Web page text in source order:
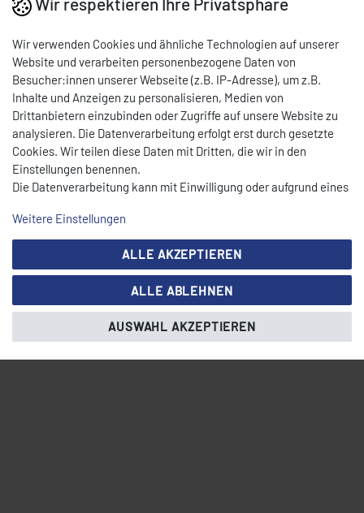
Gewürzstreuer / Tischmenagen: Perfekte Würze für Ihre
Gerichte
Unsere Gewürzstreuer und Tischmenagen bieten Ihnen die
perfekte Würze für Ihre Gerichte. Mit verschiedenen Gewürzen
und Ausführungen bringen sie Geschmack und Vielfalt auf Ihren
Tisch.
Wir verwenden Cookies und ähnliche Technologien auf unserer
Website und verarbeiten personenbezogene Daten von
Besucher:innen unserer Webseite (z.B. IP-Adresse), um z.B.
Inhalte und Anzeigen zu personalisieren, Medien von
Drittanbietern einzubinden oder Zugriffe auf unsere Website zu
analysieren. Die Datenverarbeitung erfolgt erst durch gesetzte
Cookies. Wir teilen diese Daten mit Dritten, die wir in den
Einstellungen benennen.
Die Datenverarbeitung kann mit Einwilligung oder aufgrund eines
oder abgelehnt werden. Es besteht das Recht, nicht einzuwilligen
und die Einwilligung zu einem späteren Zeitpunkt zu ändern oder
zu widerrufen. Beachten Sie unserImpressum
Hinweise zur Verwendung personenbezogener Daten in unserer
Weitere Einstellungen
ALLE AKZEPTIEREN
ALLE ABLEHNEN
AUSWAHL AKZEPTIEREN